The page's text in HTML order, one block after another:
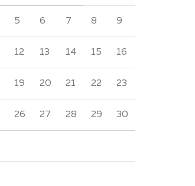
5 6 7 8 9
12 13 14 15 16
19 20 21 22 23
26 27 28 29 30